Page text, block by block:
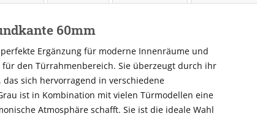
60mm
Ergänzung für moderne Innenräume und
den Türrahmenbereich. Sie überzeugt durch ihr
sich hervorragend in verschiedene
ist in Kombination mit vielen Türmodellen eine
Atmosphäre schafft. Sie ist die ideale Wahl